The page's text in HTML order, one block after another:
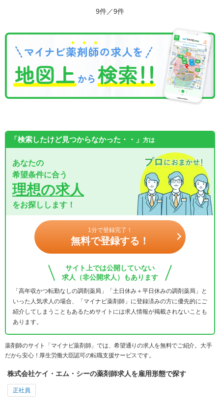
9件／9件
「検索したけど見つからなかった・・」 方は
あなたの
希望条件に合う
理想の求人
をお探しします！
1分で登録完了！
無料で登録する！
サイト上では公開していない
求人（非公開求人）もあります
「高年収かつ転勤なしの調剤薬局」「土日休み＋平日休みの調剤薬局」と
いった人気求人の場合、「マイナビ薬剤師」に登録済みの方に優先的にご
紹介してしまうこともあるためサイトには求人情報が掲載されないことも
あります。
薬剤師のサイト「マイナビ薬剤師」では、希望通りの求人を無料でご紹介。大手
だから安心！厚生労働大臣認可の転職支援サービスです。
株式会社ケイ・エム・シーの薬剤師求人を雇用形態で探す
正社員